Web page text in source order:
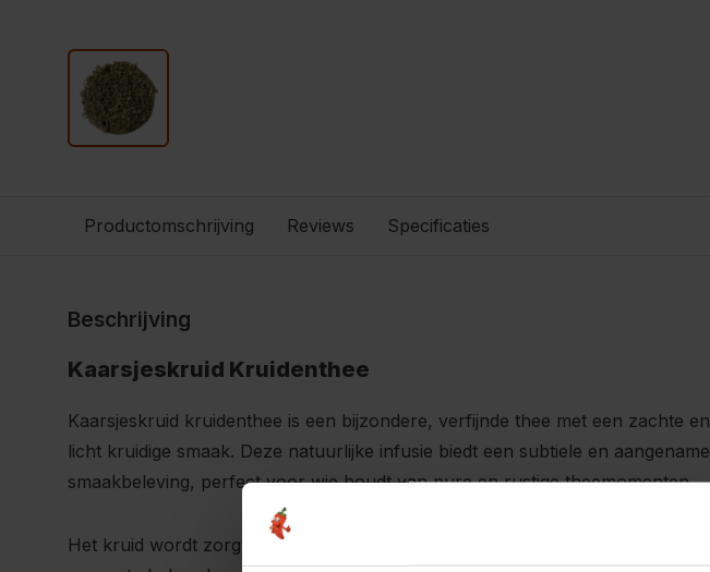
Productomschrijving Reviews Specificaties
Beschrijving
Kaarsjeskruid Kruidenthee
Kaarsjeskruid kruidenthee is een bijzondere, verfijnde thee met een zachte en
licht kruidige smaak. Deze natuurlijke infusie biedt een subtiele en aangename
smaakbeleving, perfect voor wie houdt van pure en rustige theemomenten.
Het kruid wordt zorgvuldig geselecteerd en gedroogd om zijn karakteristieke